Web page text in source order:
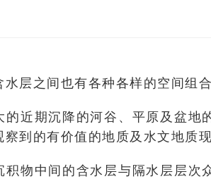
层之间也有各种各样的空间组
的近期沉降的河谷、平原及盆
察到的有价值的地质及水文地质
积物中间的含水层与隔水层层